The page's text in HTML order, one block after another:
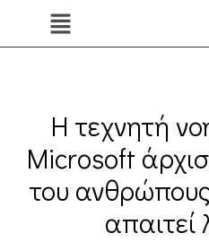
Η τεχνητή
Microsoft
του
απαιτεί